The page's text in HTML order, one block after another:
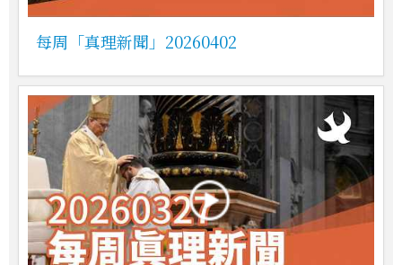
每周「真理新聞」20260402